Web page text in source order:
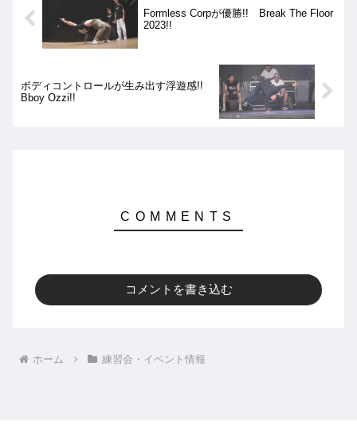
Formless Corpが優勝!! Break The Floor
2023!!
ボディコントロールが生み出す浮遊感!!
Bboy Ozzi!!
コメントを書き込む
ホーム 練習会・イベント情報